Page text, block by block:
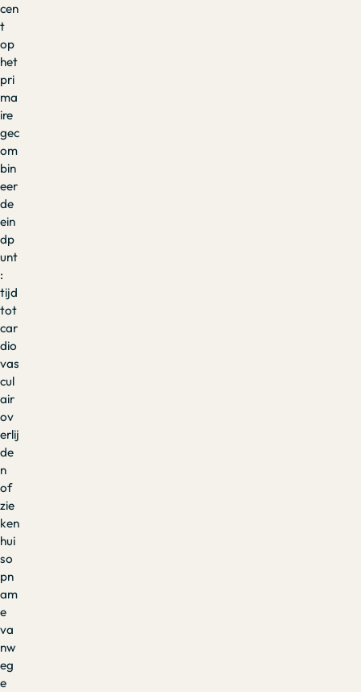
cen
t
op
het
pri
ma
ire
gec
om
bin
eer
de
ein
dp
unt
:
tijd
tot
car
dio
vas
cul
air
ov
erlij
de
n
of
zie
ken
hui
so
pn
am
e
va
nw
eg
e